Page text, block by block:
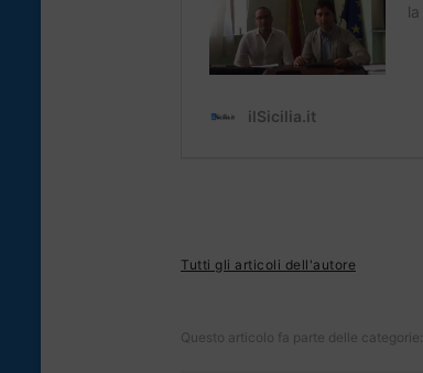
Tutti gli articoli dell'autore
Questo articolo fa parte delle categorie: